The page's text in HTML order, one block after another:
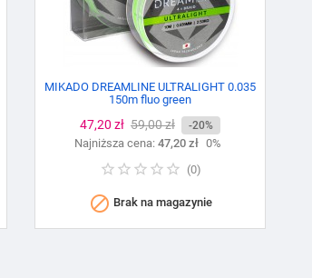
MIKADO DREAMLINE ULTRALIGHT 0.035
150m fluo green
Cena
47,20 zł Cena
podstawowa
59,00 zł -20%
Najniższa cena: 47,20 zł 0%
(0)
 Brak na magazynie